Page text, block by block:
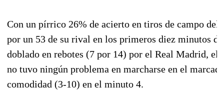
Con un pírrico 26% de acierto en tiros de campo del
por un 53 de su rival en los primeros diez minutos
doblado en rebotes (7 por 14) por el Real Madrid, el
no tuvo ningún problema en marcharse en el
comodidad (3-10) en el minuto 4.